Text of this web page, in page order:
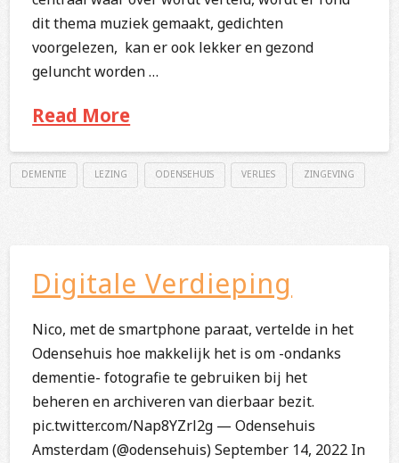
dit thema muziek gemaakt, gedichten
voorgelezen, kan er ook lekker en gezond
geluncht worden …
Read More
DEMENTIE LEZING ODENSEHUIS VERLIES ZINGEVING
Digitale Verdieping
Nico, met de smartphone paraat, vertelde in het
Odensehuis hoe makkelijk het is om -ondanks
dementie- fotografie te gebruiken bij het
beheren en archiveren van dierbaar bezit.
pic.twitter.com/Nap8YZrl2g — Odensehuis
Amsterdam (@odensehuis) September 14, 2022 In